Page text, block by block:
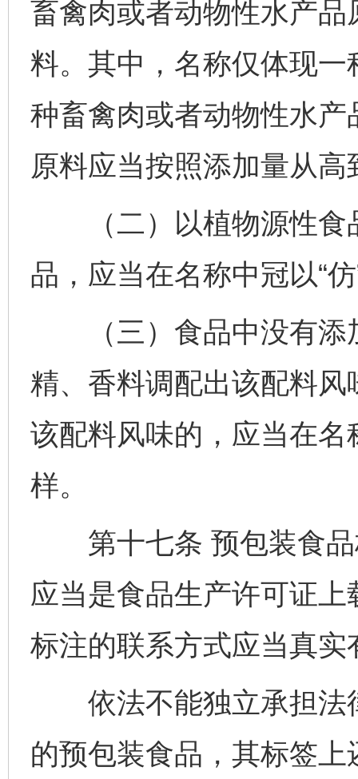
畜禽肉或者动物性水产
料。其中，名称仅体现
种畜禽肉或者动物性水
原料应当按照添加量从
（二）以植物源性食
品，应当在名称中冠以“
（三）食品中没有添
精、香料调配出该配料
该配料风味的，应当在名
样。
第十七条 预包装食品
应当是食品生产许可证
标注的联系方式应当真实
依法不能独立承担法
的预包装食品，其标签